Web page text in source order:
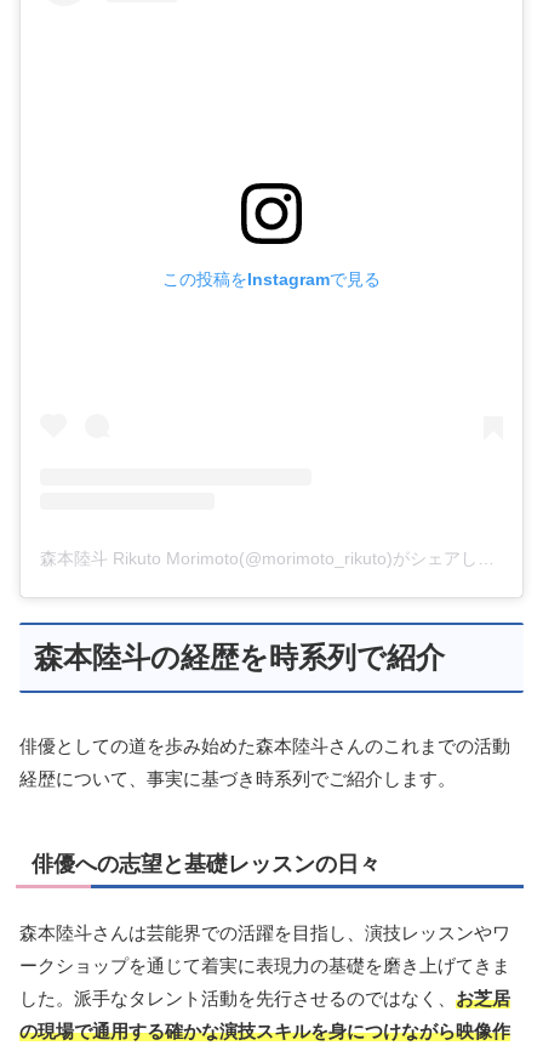
この投稿をInstagramで見る
森本陸斗の経歴を時系列で紹介
俳優としての道を歩み始めた森本陸斗さんのこれまでの活動
経歴について、事実に基づき時系列でご紹介します。
俳優への志望と基礎レッスンの日々
森本陸斗さんは芸能界での活躍を目指し、演技レッスンやワ
ークショップを通じて着実に表現力の基礎を磨き上げてきま
した。派手なタレント活動を先行させるのではなく、 お芝居
の現場で通用する確かな演技スキルを身につけながら映像作